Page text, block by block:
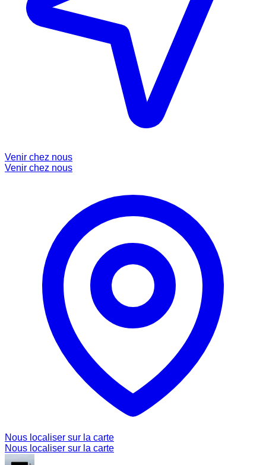
Venir chez nous
Venir chez nous
Nous localiser sur la carte
Nous localiser sur la carte